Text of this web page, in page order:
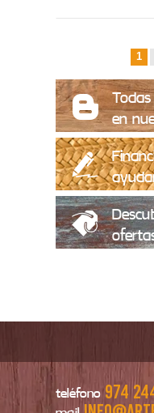
1
en
teléfono 974